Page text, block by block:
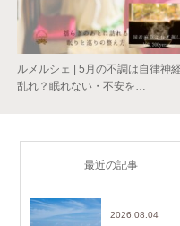
ルメルシェ | 5月の不調は自律神
乱れ？眠れない・不安を…
最近の記事
2026.08.04